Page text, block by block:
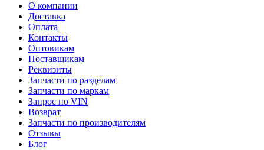
О компании
Доставка
Оплата
Контакты
Оптовикам
Поставщикам
Реквизиты
Запчасти по разделам
Запчасти по маркам
Запрос по VIN
Возврат
Запчасти по производителям
Отзывы
Блог